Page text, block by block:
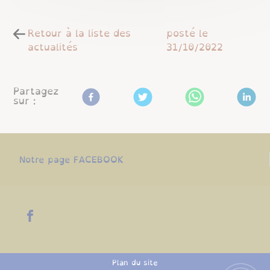
Retour à la liste des
actualités
posté le
31/10/2022
Partagez
sur :
Notre page FACEBOOK
Plan du site